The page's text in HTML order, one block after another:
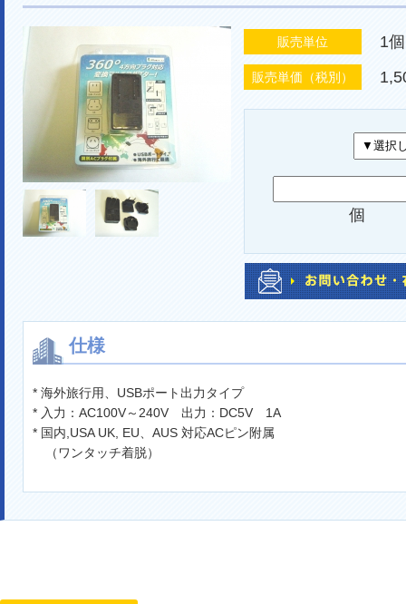
販売単位 1
販売単価（税別）
個
仕様
* 海外旅行用、USBポート出力タイプ
* 入力：AC100V～240V 出力：DC5V 1A
* 国内,USA UK, EU、AUS 対応ACピン附属
（ワンタッチ着脱）